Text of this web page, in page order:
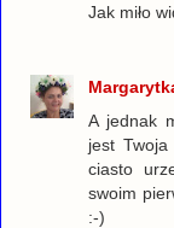
Jak miło
A jednak
jest
ciasto
swoim
:-)